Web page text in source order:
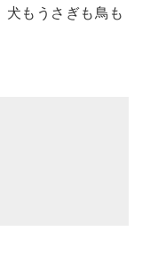
もうさぎも鳥も